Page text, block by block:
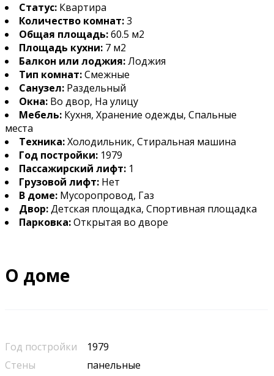
Статус: Квартира
Количество комнат:3
Общая площадь:60.5 м2
Площадь кухни: 7 м2
Балкон или лоджия:Лоджия
Тип комнат:Смежные
Санузел: Раздельный
Окна: Во двор, На улицу
Мебель: Кухня, Хранение одежды, Спальные
места
Техника:Холодильник, Стиральная машина
Год постройки: 1979
Пассажирский лифт: 1
Грузовой лифт: Нет
В доме: Мусоропровод, Газ
Двор:Детская площадка, Спортивная площадка
Парковка:Открытая во дворе
О доме
Год постройки
1979
Стены
панельные